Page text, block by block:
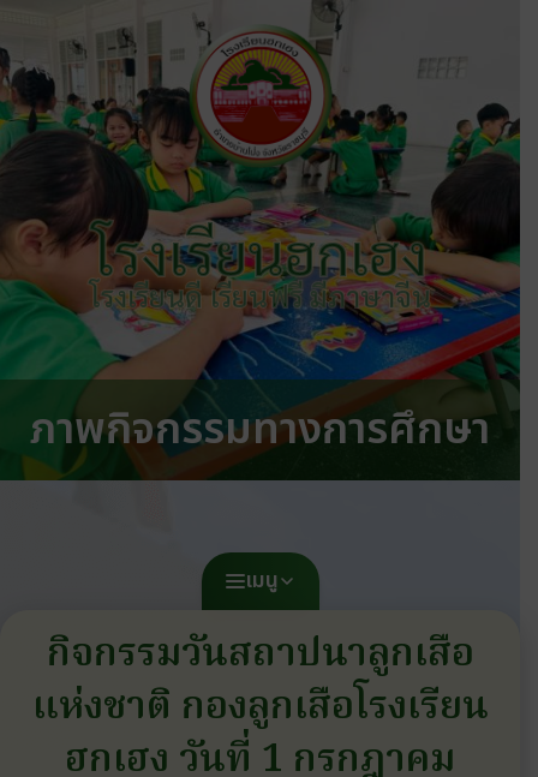
โรงเรียนฮกเฮง
โรงเรียนดี เรียนฟรี มีภาษาจีน
ภาพกิจกรรมทางการศึกษา
เมนู
กิจกรรมวันสถาปนาลูกเสือ
แห่งชาติ กองลูกเสือโรงเรียน
ฮกเฮง วันที่ 1 กรกฎาคม